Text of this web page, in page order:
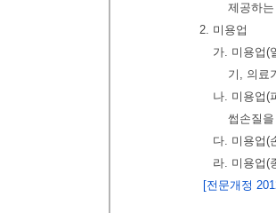
제공하
2. 미용업
가. 미용업(
기, 의료
나. 미용업(
썹손질
다. 미용업(
라. 미용업(
[전문개정